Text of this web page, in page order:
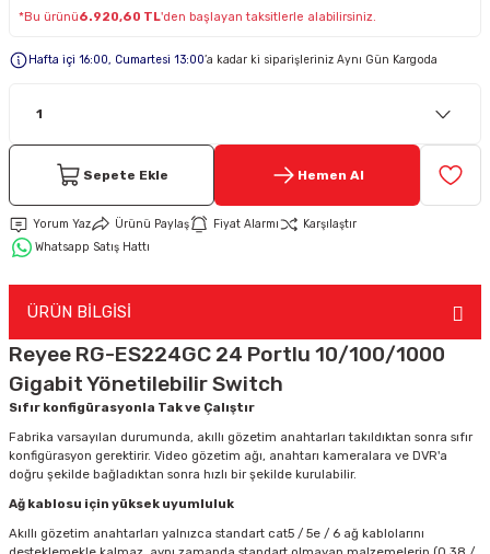
Keypad-Tuş Takımı Ürünler
*Bu ürünü6.920,60 TL'den başlayan taksitlerle alabilirsiniz.
Hafta içi 16:00, Cumartesi 13:00’a kadar ki siparişleriniz Aynı Gün Kargoda
Sepete Ekle Hemen Al
Yorum Yaz Ürünü Paylaş Fiyat Alarmı
Karşılaştır
Whatsapp Satış Hattı
ÜRÜN BİLGİSİ
Reyee RG-ES224GC 24 Portlu 10/100/1000
Gigabit Yönetilebilir Switch
Sıfır konfigürasyonla Tak ve Çalıştır
Fabrika varsayılan durumunda, akıllı gözetim anahtarları takıldıktan sonra sıfır
konfigürasyon gerektirir. Video gözetim ağı, anahtarı kameralara ve DVR'a
doğru şekilde bağladıktan sonra hızlı bir şekilde kurulabilir.
Ağ kablosu için yüksek uyumluluk
Akıllı gözetim anahtarları yalnızca standart cat5 / 5e / 6 ağ kablolarını